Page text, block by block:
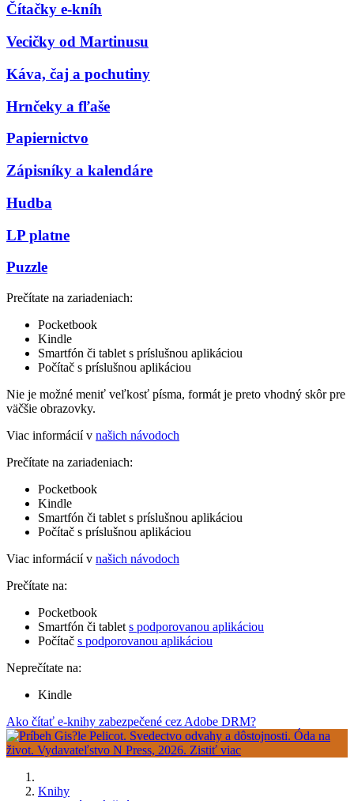
Čítačky e-kníh
Vecičky od Martinusu
Káva, čaj a pochutiny
Hrnčeky a fľaše
Papiernictvo
Zápisníky a kalendáre
Hudba
LP platne
Puzzle
Prečítate na zariadeniach:
Pocketbook
Kindle
Smartfón či tablet s príslušnou aplikáciou
Počítač s príslušnou aplikáciou
Nie je možné meniť veľkosť písma, formát je preto vhodný skôr pre
väčšie obrazovky.
Viac informácií v našich návodoch
Prečítate na zariadeniach:
Pocketbook
Kindle
Smartfón či tablet s príslušnou aplikáciou
Počítač s príslušnou aplikáciou
Viac informácií v našich návodoch
Prečítate na:
Pocketbook
Smartfón či tablet s podporovanou aplikáciou
Počítač s podporovanou aplikáciou
Neprečítate na:
Kindle
Ako čítať e-knihy zabezpečené cez Adobe DRM?
Knihy